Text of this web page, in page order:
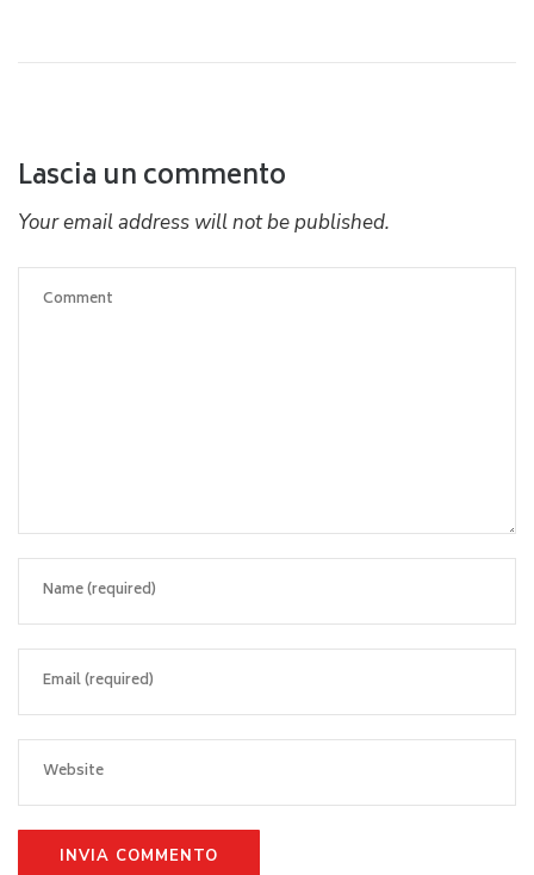
Lascia un commento
Your email address will not be published.